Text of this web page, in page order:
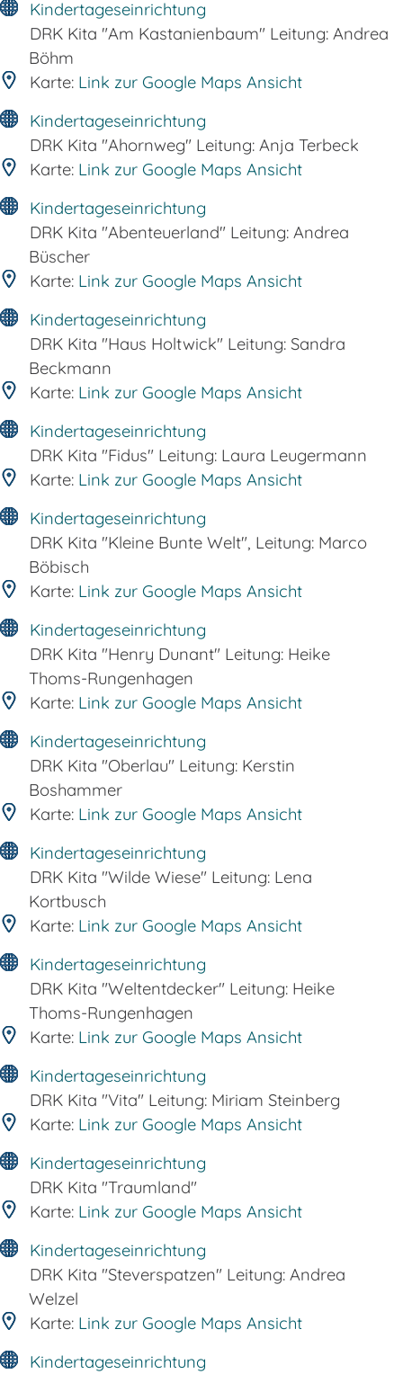
Kindertageseinrichtung
DRK Kita "Am Kastanienbaum" Leitung: Andrea
Böhm
Karte: Link zur Google Maps Ansicht
Kindertageseinrichtung
DRK Kita "Ahornweg" Leitung: Anja Terbeck
Karte: Link zur Google Maps Ansicht
Kindertageseinrichtung
DRK Kita "Abenteuerland" Leitung: Andrea
Büscher
Karte: Link zur Google Maps Ansicht
Kindertageseinrichtung
DRK Kita "Haus Holtwick" Leitung: Sandra
Beckmann
Karte: Link zur Google Maps Ansicht
Kindertageseinrichtung
DRK Kita "Fidus" Leitung: Laura Leugermann
Karte: Link zur Google Maps Ansicht
Kindertageseinrichtung
DRK Kita "Kleine Bunte Welt", Leitung: Marco
Böbisch
Karte: Link zur Google Maps Ansicht
Kindertageseinrichtung
DRK Kita "Henry Dunant" Leitung: Heike
Thoms-Rungenhagen
Karte: Link zur Google Maps Ansicht
Kindertageseinrichtung
DRK Kita "Oberlau" Leitung: Kerstin
Boshammer
Karte: Link zur Google Maps Ansicht
Kindertageseinrichtung
DRK Kita "Wilde Wiese" Leitung: Lena
Kortbusch
Karte: Link zur Google Maps Ansicht
Kindertageseinrichtung
DRK Kita "Weltentdecker" Leitung: Heike
Thoms-Rungenhagen
Karte: Link zur Google Maps Ansicht
Kindertageseinrichtung
DRK Kita "Vita" Leitung: Miriam Steinberg
Karte: Link zur Google Maps Ansicht
Kindertageseinrichtung
DRK Kita "Traumland"
Karte: Link zur Google Maps Ansicht
Kindertageseinrichtung
DRK Kita "Steverspatzen" Leitung: Andrea
Welzel
Karte: Link zur Google Maps Ansicht
Kindertageseinrichtung